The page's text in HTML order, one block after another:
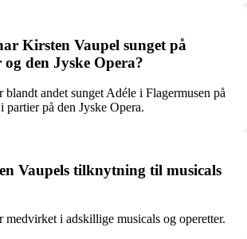
Kirsten Vaupel sunget på
og den Jyske Opera?
blandt andet sunget Adéle i Flagermusen på
partier på den Jyske Opera.
Vaupels tilknytning til musicals
medvirket i adskillige musicals og operetter.